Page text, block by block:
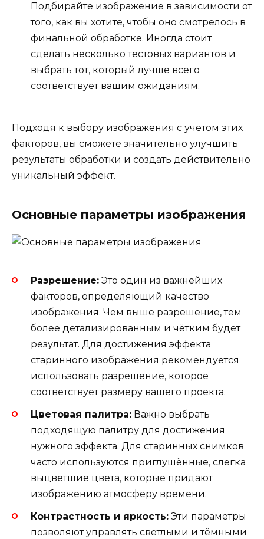
Подбирайте изображение в зависимости от
того, как вы хотите, чтобы оно смотрелось в
финальной обработке. Иногда стоит
сделать несколько тестовых вариантов и
выбрать тот, который лучше всего
соответствует вашим ожиданиям.
Подходя к выбору изображения с учетом этих
факторов, вы сможете значительно улучшить
результаты обработки и создать действительно
уникальный эффект.
Основные параметры изображения
Разрешение: Это один из важнейших
факторов, определяющий качество
изображения. Чем выше разрешение, тем
более детализированным и чётким будет
результат. Для достижения эффекта
старинного изображения рекомендуется
использовать разрешение, которое
соответствует размеру вашего проекта.
Цветовая палитра: Важно выбрать
подходящую палитру для достижения
нужного эффекта. Для старинных снимков
часто используются приглушённые, слегка
выцветшие цвета, которые придают
изображению атмосферу времени.
Контрастность и яркость: Эти параметры
позволяют управлять светлыми и тёмными